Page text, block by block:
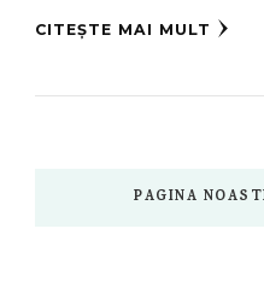
CITEȘTE MAI MULT
PAGINA